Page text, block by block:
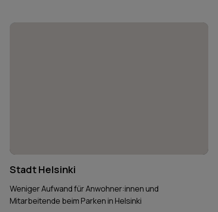
Stadt Helsinki
Weniger Aufwand für Anwohner:innen und
Mitarbeitende beim Parken in Helsinki